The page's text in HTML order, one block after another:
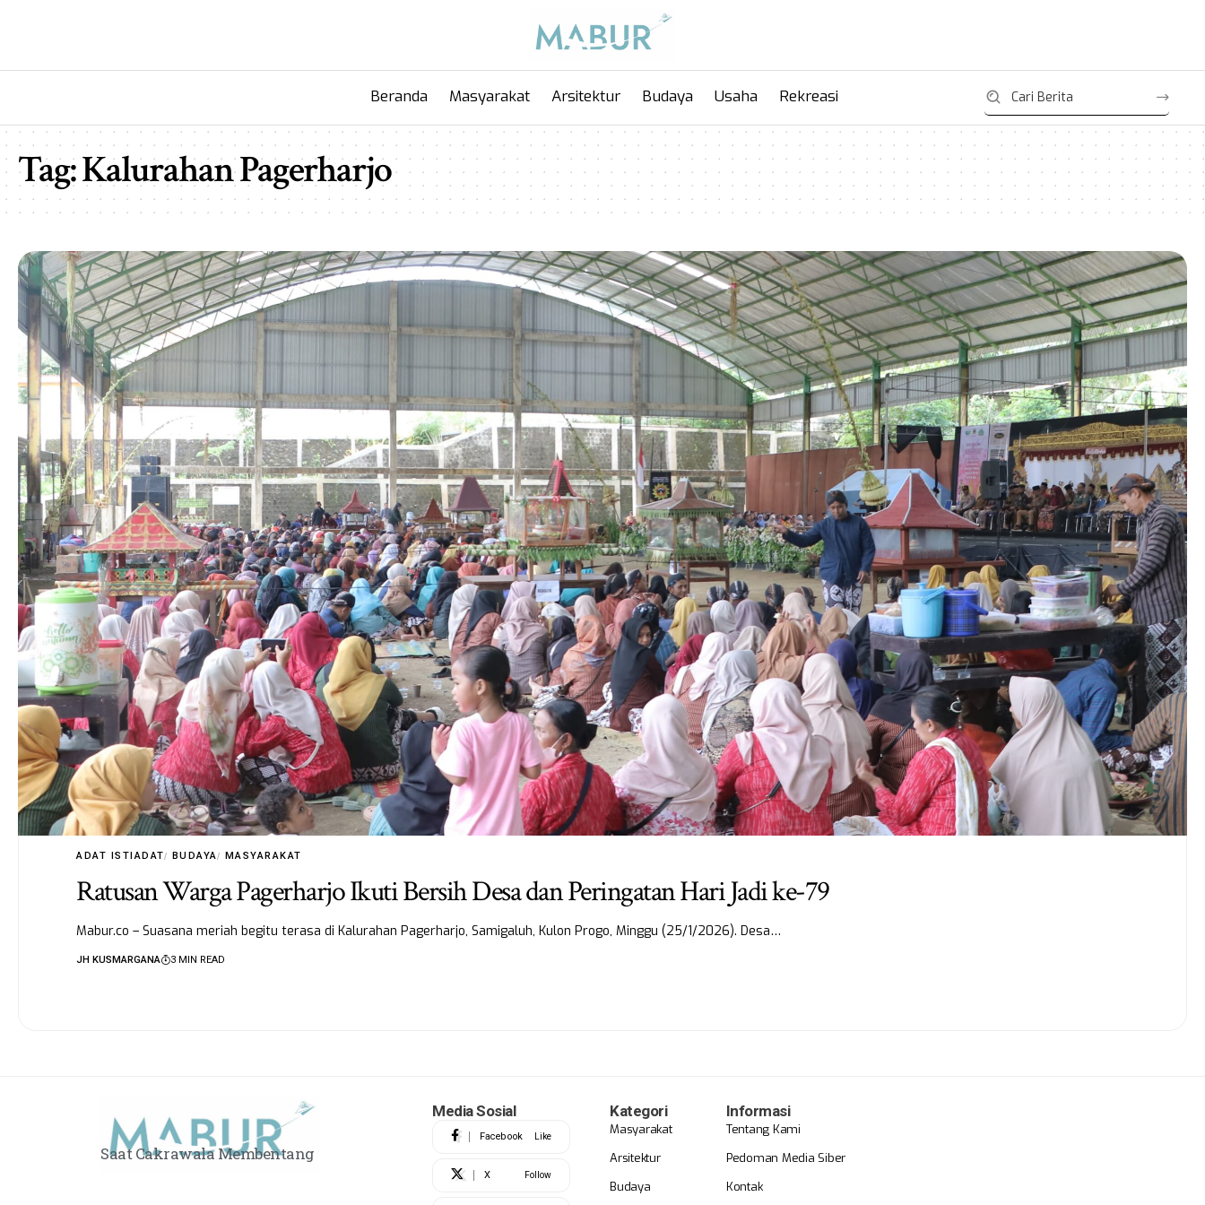
Beranda Masyarakat Arsitektur Budaya Usaha Rekreasi
Tag:Kalurahan Pagerharjo
ADAT ISTIADAT BUDAYA MASYARAKAT
Ratusan Warga Pagerharjo Ikuti Bersih Desa dan Peringatan Hari Jadi ke-79
Mabur.co – Suasana meriah begitu terasa di Kalurahan Pagerharjo, Samigaluh, Kulon Progo, Minggu (25/1/2026). Desa…
JH KUSMARGANA 3 MIN READ
Saat Cakrawala Membentang
Media Sosial
Facebook Like
X Follow
Kategori
Masyarakat
Arsitektur
Budaya
Informasi
Tentang Kami
Pedoman Media Siber
Kontak